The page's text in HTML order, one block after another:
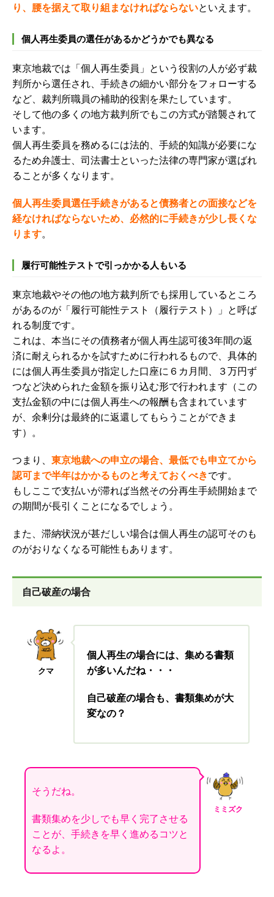
り、腰を据えて取り組まなければならないといえます。
個人再生委員の選任があるかどうかでも異なる
東京地裁では「個人再生委員」という役割の人が必ず裁
判所から選任され、手続きの細かい部分をフォローする
など、裁判所職員の補助的役割を果たしています。
そして他の多くの地方裁判所でもこの方式が踏襲されて
います。
個人再生委員を務めるには法的、手続的知識が必要にな
るため弁護士、司法書士といった法律の専門家が選ばれ
ることが多くなります。
個人再生委員選任手続きがあると債務者との面接などを
経なければならないため、必然的に手続きが少し長くな
ります。
履行可能性テストで引っかかる人もいる
東京地裁やその他の地方裁判所でも採用しているところ
があるのが「履行可能性テスト（履行テスト）」と呼ば
れる制度です。
これは、本当にその債務者が個人再生認可後3年間の返
済に耐えられるかを試すために行われるもので、具体的
には個人再生委員が指定した口座に６カ月間、３万円ず
つなど決められた金額を振り込む形で行われます（この
支払金額の中には個人再生への報酬も含まれています
が、余剰分は最終的に返還してもらうことができま
す）。
つまり、 東京地裁への申立の場合、最低でも申立てから
認可まで半年はかかるものと考えておくべきです。
もしここで支払いが滞れば当然その分再生手続開始まで
の期間が長引くことになるでしょう。
また、滞納状況が甚だしい場合は個人再生の認可そのも
のがおりなくなる可能性もあります。
自己破産の場合
クマ
個人再生の場合には、集める書類
が多いんだね・・・
自己破産の場合も、書類集めが大
変なの？
ミミズク
そうだね。
書類集めを少しでも早く完了させる
ことが、手続きを早く進めるコツと
なるよ。